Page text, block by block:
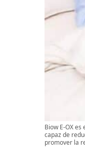
Biow E-OX
capaz de
promover la